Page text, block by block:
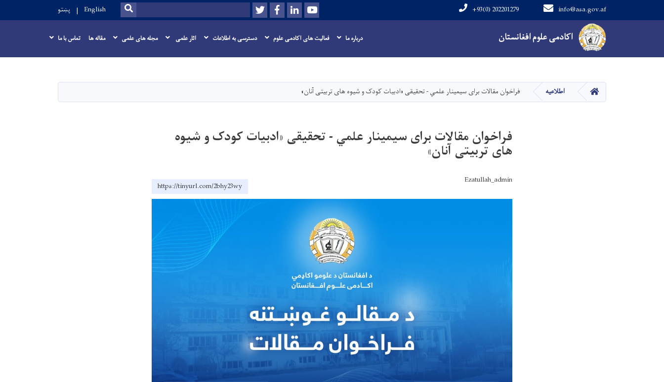
main
content
اکادمی علوم افغانستان
info@asa.gov.af
+93(0) 202201279
Youtube
LinkedIn
Facebook
Twitter
Search
SEARCH
English پښتو
Main navigation
درباره ما فعالیت های اکادمی علوم دسترسی به اطلاعات اثار علمی مجله های علمی مقاله ها تماس با ما
HOME اطلاعیه فراخوان مقالات برای سیمینار علمي - تحقیقی «ادبیات کودک و شیوه های تربیتی آنان»
فراخوان مقالات برای سیمینار علمي - تحقیقی «ادبیات کودک و شیوه
های تربیتی آنان»
Ezatullah_admin
https://tinyurl.com/2bhy23wy